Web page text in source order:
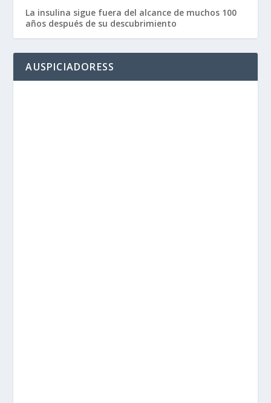
La insulina sigue fuera del alcance de muchos 100
años después de su descubrimiento
AUSPICIADORESS